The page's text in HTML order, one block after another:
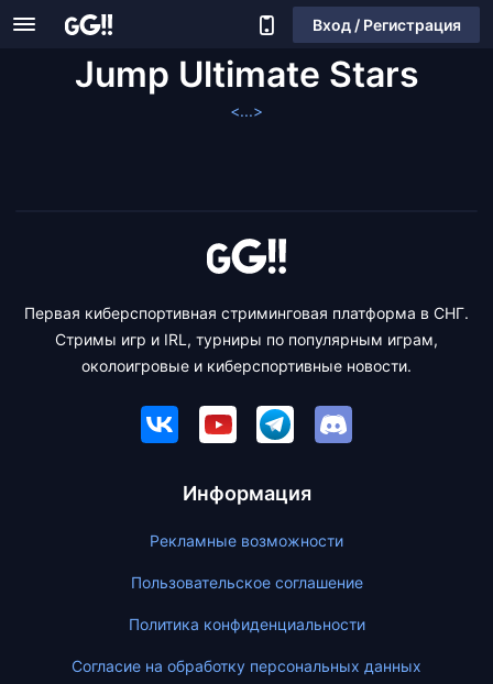
Вход / Регистрация
Jump Ultimate Stars
<...>
Первая киберспортивная стриминговая платформа в СНГ.
Стримы игр и IRL, турниры по популярным играм,
околоигровые и киберспортивные новости.
Информация
Рекламные возможности
Пользовательское соглашение
Политика конфиденциальности
Согласие на обработку персональных данных